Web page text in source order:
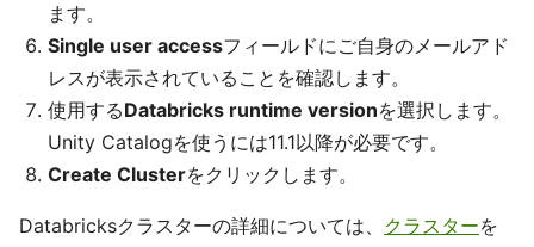
ます。
Single user accessフィールドにご自身のメールアド
レスが表示されていることを確認します。
使用するDatabricks runtime versionを選択します。
Unity Catalogを使うには11.1以降が必要です。
Create Clusterをクリックします。
Databricksクラスターの詳細については、 クラスターを